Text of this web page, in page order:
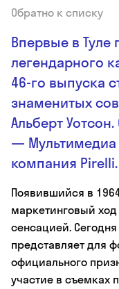
Впервые в Туле
легендарного
46-го выпуска
знаменитых
Альберт
— Мультимедиа
компания Pirelli.
Появившийся в
маркетинговый
сенсацией.
представляет для
официального
участие в съемках
Обратно к списку